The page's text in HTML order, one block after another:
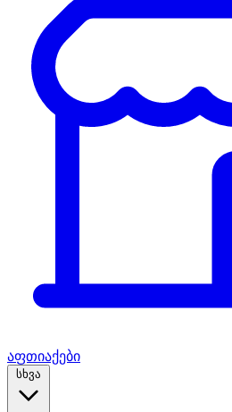
აფთიაქები
სხვა